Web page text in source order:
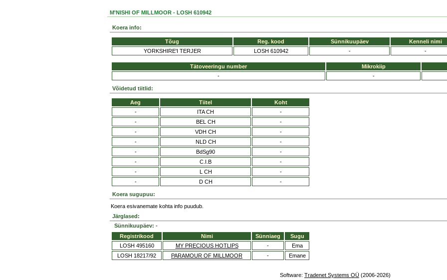
M'NISHI OF MILLMOOR - LOSH 610942
Koera info:
Tõug Reg. kood Sünnikuupäev Kenneli nimi
YORKSHIRE'I TERJER
LOSH 610942 - -
Tätoveeringu number Mikrokiip
-
-
Võidetud tiitlid:
Aeg Tiitel
Koht
-
ITA CH
-
-
BEL CH
-
-
VDH CH
-
-
NLD CH
-
-
BdSg90
-
-
C.I.B
-
-
L CH
-
-
D CH -
Koera sugupuu:
Koera esivanemate kohta info puudub.
Järglased:
Sünnikuupäev: -
Registrikood
Nimi Sünniaeg
Sugu
LOSH 495160
MY PRECIOUS HOTLIPS -
Ema
LOSH 18217/92
PARAMOUR OF MILLMOOR - Emane
Software: Tradenet Systems OÜ (2006-2026)